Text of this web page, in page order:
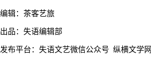
编辑：茶客艺旅
出品：失语编辑部
发布平台：失语文艺微信公众号 纵横文学网